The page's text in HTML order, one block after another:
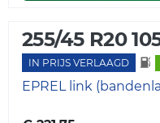
255/45 R20
IN PRIJS VERLAAGD
EPREL link